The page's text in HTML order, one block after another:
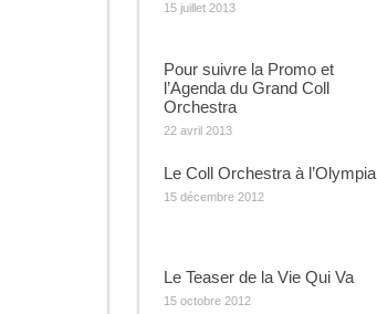
15 juillet 2013
Pour suivre la Promo et
l’Agenda du Grand Coll
Orchestra
22 avril 2013
Le Coll Orchestra à l’Olympia
15 décembre 2012
Le Teaser de la Vie Qui Va
15 octobre 2012